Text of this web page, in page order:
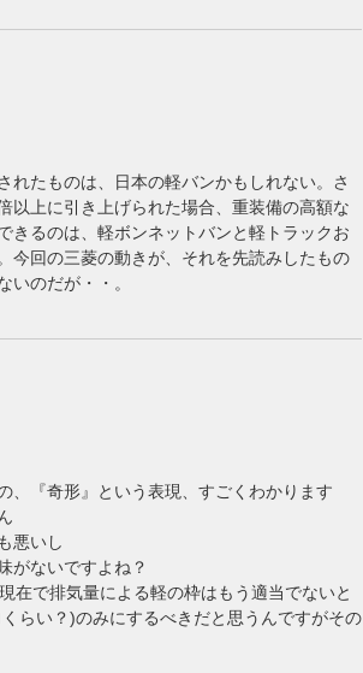
れたものは、日本の軽バンかもしれない。さ
以上に引き上げられた場合、重装備の高額な
きるのは、軽ボンネットバンと軽トラックお
今回の三菱の動きが、それを先読みしたもの
いのだが・・。
、『奇形』という表現、すごくわかります
悪いし
がないですよね？
在で排気量による軽の枠はもう適当でないと
らい？)のみにするべきだと思うんですがその